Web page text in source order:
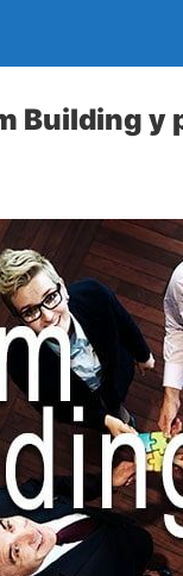
Building